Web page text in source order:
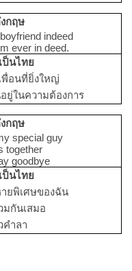
กฤษ
indeed
ever in deed.
ป็นไทย
พื่อนที่ยิ่งใหญ่
ยู่ในความต้องการ
กฤษ
special guy
together
goodbye
ป็นไทย
ยพิเศษของฉัน
มกันเสมอ
คำลา